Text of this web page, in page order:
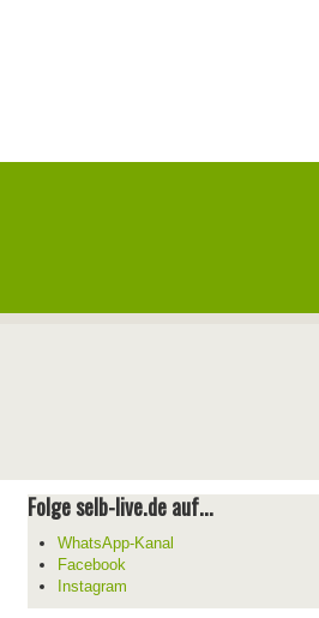
Folge selb-live.de auf...
WhatsApp-Kanal
Facebook
Instagram